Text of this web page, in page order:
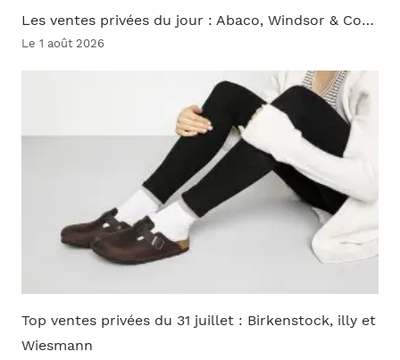
Les ventes privées du jour : Abaco, Windsor & Co…
Le 1 août 2026
Top ventes privées du 31 juillet : Birkenstock, illy et
Wiesmann